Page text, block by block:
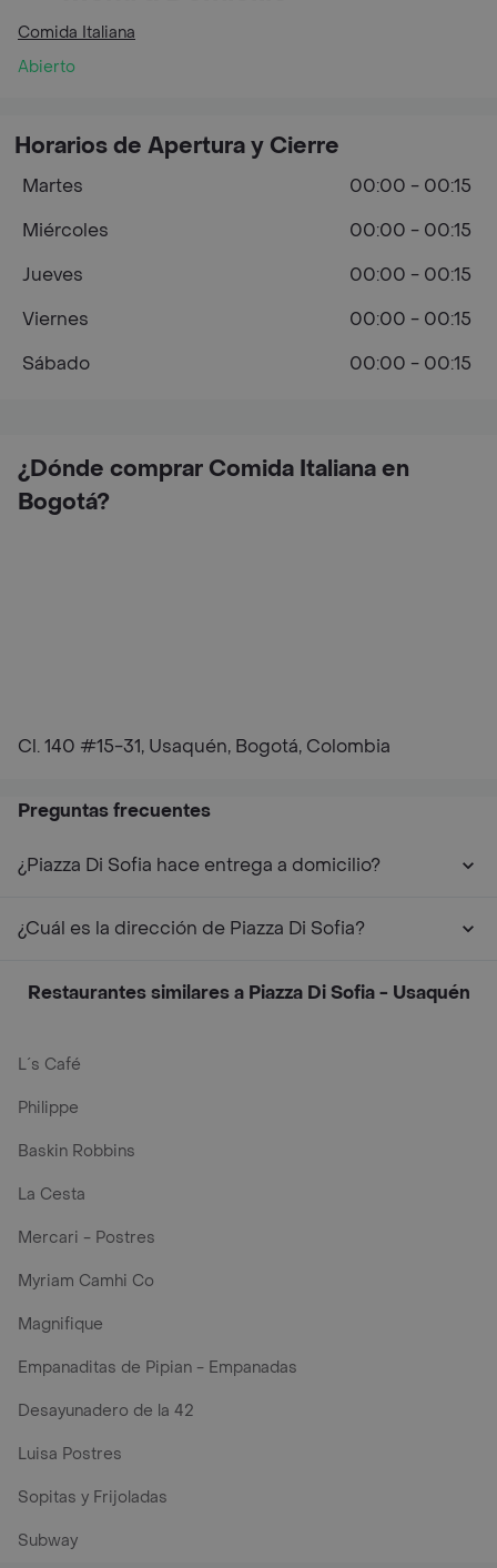
Comida Italiana
Abierto
¿Dónde comprar Comida Italiana en
Bogotá?
Cl. 140 #15-31, Usaquén, Bogotá, Colombia
Horarios de Apertura y Cierre
Martes
00:00 - 00:15
Miércoles
00:00 - 00:15
Jueves
00:00 - 00:15
Viernes
00:00 - 00:15
Sábado
00:00 - 00:15
Preguntas frecuentes
¿Piazza Di Sofia hace entrega a domicilio?
¿Cuál es la dirección de Piazza Di Sofia?
Restaurantes similares a Piazza Di Sofia - Usaquén
L´s Café
Philippe
Baskin Robbins
La Cesta
Mercari - Postres
Myriam Camhi Co
Magnifique
Empanaditas de Pipian - Empanadas
Desayunadero de la 42
Luisa Postres
Sopitas y Frijoladas
Subway